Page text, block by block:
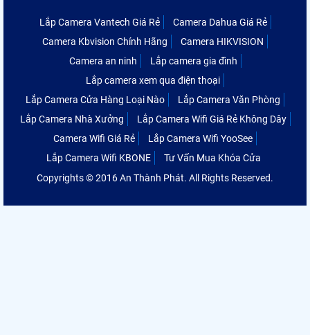
Lắp Camera Vantech Giá Rẻ
Camera Dahua Giá Rẻ
Camera Kbvision Chính Hãng
Camera HIKVISION
Camera an ninh
Lắp camera gia đình
Lắp camera xem qua điện thoại
Lắp Camera Cửa Hàng Loại Nào
Lắp Camera Văn Phòng
Lắp Camera Nhà Xưởng
Lắp Camera Wifi Giá Rẻ Không Dây
Camera Wifi Giá Rẻ
Lắp Camera Wifi YooSee
Lắp Camera Wifi KBONE
Tư Vấn Mua Khóa Cửa
Copyrights © 2016 An Thành Phát. All Rights Reserved.